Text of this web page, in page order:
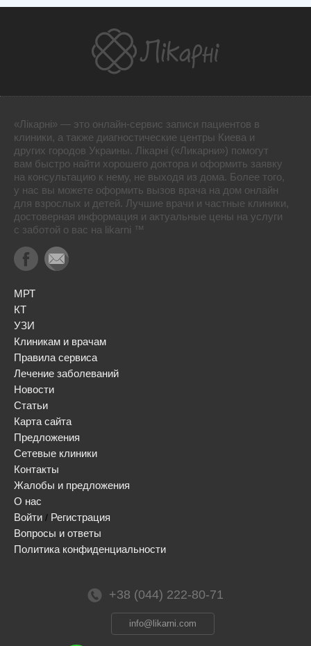
«Лікарні» — это онлайн-сервис записи пациентов в
клиники, а также диагностические центры Киева и
других городов Украины. Лікарні («Ликарни») помогут
вам быстро найти хорошего доктора и оформить заявку
на консультацию к нему, не выходя из дома. Более того,
у нас вы можете оформить вызов врача на дом онлайн
для взрослых и детей. Лучшие врачи и частные клиники,
достоверная информация и актуальные цены на услуги
с заботой о вас на likarni ™
МРТ
КТ
УЗИ
Клиникам и врачам
Правила сервиса
Лечение заболеваний
Новости
Статьи
Карта сайта
Предложения
Сетевые клиники
Контакты
Жалобы и предложения
О нас
Войти / Регистрация
Вопросы и ответы
Политика конфиденциальности
+38 (044) 222-80-71
info@likarni.com